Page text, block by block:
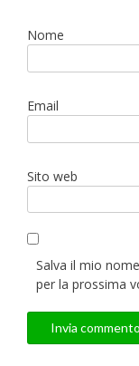
Nome
Email
Sito web
Salva il mio
per la prossima